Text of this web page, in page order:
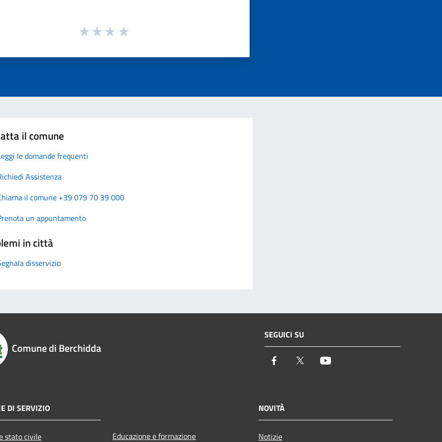
il comune
le domande frequenti
Assistenza
il comune +39 079 70 39 000
un appuntamento
in città
disservizio
Comune di Berchidda
SEGUICI SU
Facebook Twitter
DI SERVIZIO
stato civile Educazione e formazione
NOVITÀ
Notizie